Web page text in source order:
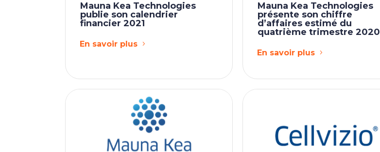
Mauna Kea Technologies
publie son calendrier
financier 2021
En savoir plus
Mauna Kea Technologies
présente son chiffre
d’affaires estimé du
quatrième trimestre 2020
En savoir plus